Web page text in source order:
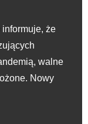
że
walne
Nowy